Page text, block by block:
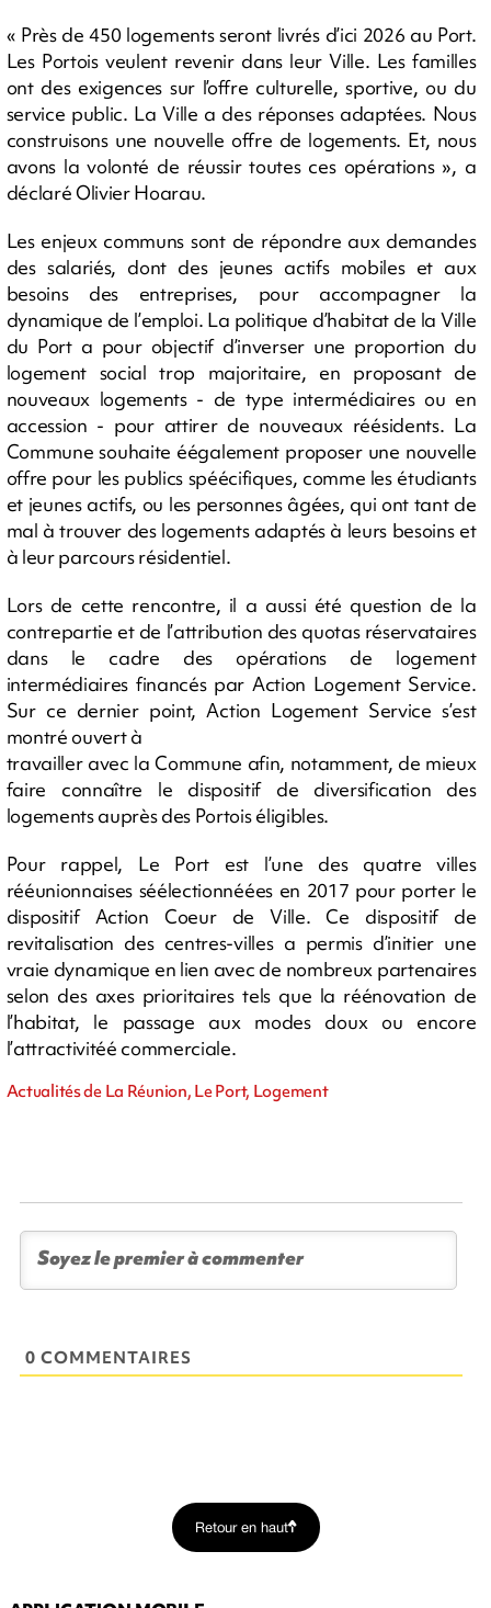
« Près de 450 logements seront livrés d’ici 2026 au Port.
Les Portois veulent revenir dans leur Ville. Les familles
ont des exigences sur l’offre culturelle, sportive, ou du
service public. La Ville a des réponses adaptées. Nous
construisons une nouvelle offre de logements. Et, nous
avons la volonté de réussir toutes ces opérations », a
déclaré Olivier Hoarau.
Les enjeux communs sont de répondre aux demandes
des salariés, dont des jeunes actifs mobiles et aux
besoins des entreprises, pour accompagner la
dynamique de l’emploi. La politique d’habitat de la Ville
du Port a pour objectif d’inverser une proportion du
logement social trop majoritaire, en proposant de
nouveaux logements - de type intermédiaires ou en
accession - pour attirer de nouveaux réésidents. La
Commune souhaite éégalement proposer une nouvelle
offre pour les publics spéécifiques, comme les étudiants
et jeunes actifs, ou les personnes âgées, qui ont tant de
mal à trouver des logements adaptés à leurs besoins et
à leur parcours résidentiel.
Lors de cette rencontre, il a aussi été question de la
contrepartie et de l’attribution des quotas réservataires
dans le cadre des opérations de logement
intermédiaires financés par Action Logement Service.
Sur ce dernier point, Action Logement Service s’est
montré ouvert à
travailler avec la Commune afin, notamment, de mieux
faire connaître le dispositif de diversification des
logements auprès des Portois éligibles.
Pour rappel, Le Port est l’une des quatre villes
rééunionnaises séélectionnéées en 2017 pour porter le
dispositif Action Coeur de Ville. Ce dispositif de
revitalisation des centres-villes a permis d’initier une
vraie dynamique en lien avec de nombreux partenaires
selon des axes prioritaires tels que la réénovation de
l’habitat, le passage aux modes doux ou encore
l’attractivitéé commerciale.
Actualités de La Réunion, Le Port, Logement
0 COMMENTAIRES
Retour en haut